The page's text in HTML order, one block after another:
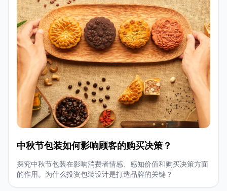
中秋节包装如何影响顾客的购买决策？
探究中秋节包装在影响消费者情感、感知价值和购买决策方面
的作用。为什么投资包装设计是打造品牌的关键？